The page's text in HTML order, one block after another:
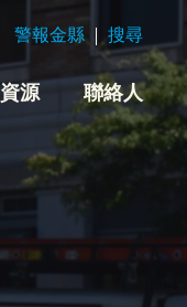
資源 聯絡人
警報金縣 搜尋